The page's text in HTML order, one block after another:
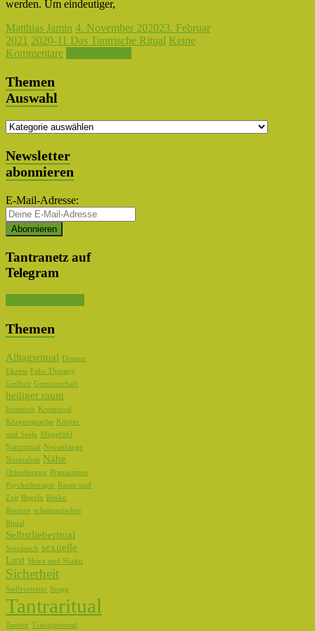
werden. Um eindeutiger,
Matthias Jamin 4. November 202023. Februar
2021 2020-11 Das Tantrische Ritual Keine
Kommentare
Themen
Auswahl
Themen
Newsletter
abonnieren
E-Mail-Adresse:
Tantranetz auf
Telegram
Themen
Alltagsritual
Distanz
Ekzess Fake Therapy
Geilheit Gemeinschaft
heiliger raum
Intention
Kreisritual
Körpersprache Körper
und Seele Mitgefühl
Naturritual
Neuanfänge
Normalität Nähe
Orientierung
Pranaatmen
Psychotherapie Raum und
Zeit Regeln
Risiko
Routine schamanisches
Ritual
Selbstlieberitual
Sexrausch sexuelle
Lust Shiva und Shakti
Sicherheit
Stellvertreter Stopp
Tantraritual
Tanzen Transpersonal